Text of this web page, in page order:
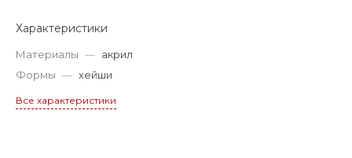
Характеристики
Материалы — акрил
Формы — хейши
Все характеристики